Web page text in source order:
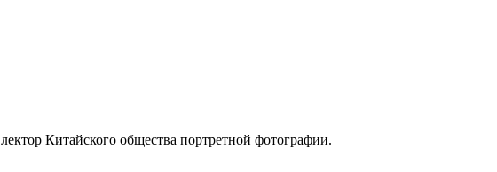
Китайского общества портретной фотографии.